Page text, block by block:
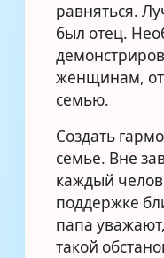
равняться.
был отец.
женщинам,
семью.
Создать
семье. Вне
каждый
поддержке
папа
такой